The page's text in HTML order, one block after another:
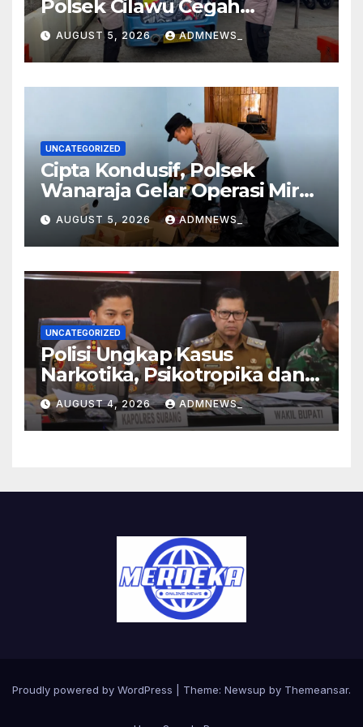
Polsek Cilawu Cegah
Kecelakaan di Jalan Raya
Garut–Tasikmalaya
AUGUST 5, 2026 ADMNEWS_
UNCATEGORIZED
Cipta Kondusif, Polsek
Wanaraja Gelar Operasi Miras
di Wilayah Hukumnya
AUGUST 5, 2026 ADMNEWS_
UNCATEGORIZED
Polisi Ungkap Kasus
Narkotika, Psikotropika dan
Peredaran Obat- Obatan
Tanpa Izin Periode
pertengahan Juli 2026
AUGUST 4, 2026 ADMNEWS_
Proudly powered by WordPress Theme: Newsup by Themeansar.